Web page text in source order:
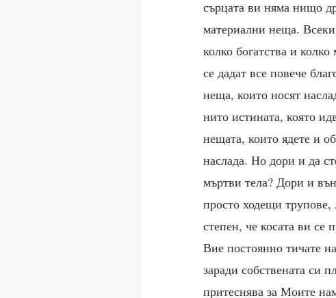
сърцата ви няма нищо
материални неща.
колко богатства и
се дадат все повече
неща, които носят
нито истината, която
нещата, които ядете и
наслада. Но дори и да
мъртви тела? Дори и
просто ходещи трупове,
степен, че косата ви
Вие постоянно тичате
заради собствената си
притеснява за Моите